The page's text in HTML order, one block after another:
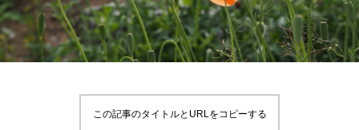
この記事のタイトルとURLをコピーする